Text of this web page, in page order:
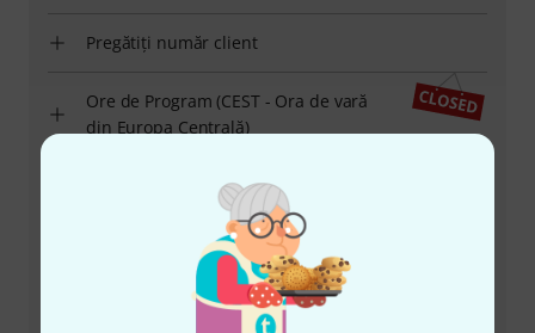
Pregătiți număr client
Ore de Program (CEST - Ora de vară
din Europa Centrală)
Solicită să fii contactat
Alte moduri de a ne contacta
Returnează produs